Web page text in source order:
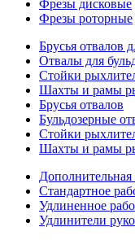
Фрезы дисковые
Фрезы роторные
Брусья отвалов
Отвалы для
Стойки
Шахты и рамы
Брусья отвалов
Бульдозерные
Стойки
Шахты и рамы
Дополнительная
Стандартное
Удлиненное
Удлинители